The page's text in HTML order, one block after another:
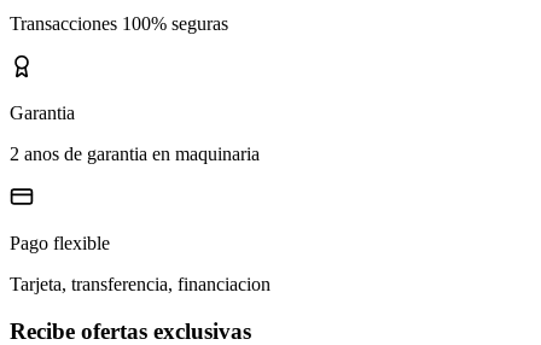
Transacciones 100% seguras
Garantia
2 anos de garantia en maquinaria
Pago flexible
Tarjeta, transferencia, financiacion
Recibe ofertas exclusivas